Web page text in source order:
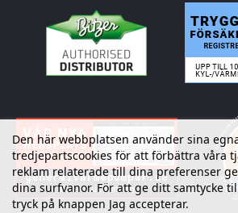
Den här webbplatsen använder sina
tredjepartscookies för att förbättra våra
reklam relaterade till dina preferenser
dina surfvanor. För att ge ditt samtycke
tryck på knappen Jag accepterar.